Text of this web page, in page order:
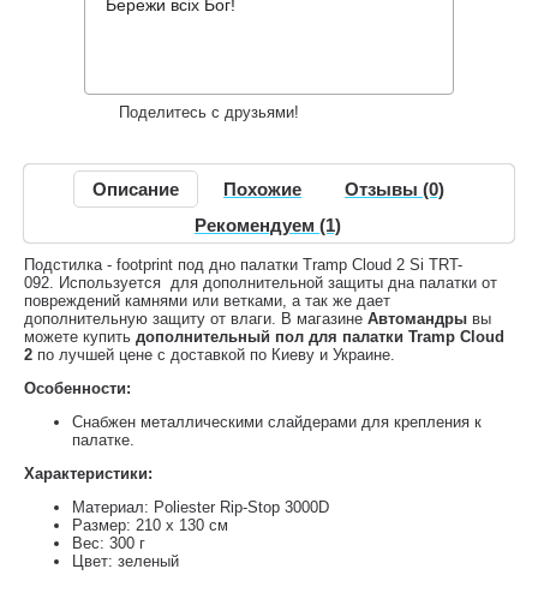
Поделитесь с друзьями!
Описание Похожие
Отзывы (0)
Рекомендуем (1)
Подстилка - footprint под дно палатки Tramp Cloud 2 Si TRT-
092. Используется для дополнительной защиты дна палатки от
повреждений камнями или ветками, а так же дает
дополнительную защиту от влаги. В магазине Автомандры вы
можете купить дополнительный пол для палатки Tramp Cloud
2 по лучшей цене с доставкой по Киеву и Украине.
Особенности:
Снабжен металлическими слайдерами для крепления к
палатке.
Характеристики:
Материал: Poliester Rip-Stop 3000D
Размер: 210 х 130 см
Вес: 300 г
Цвет: зеленый
Бережи всіх Бог!